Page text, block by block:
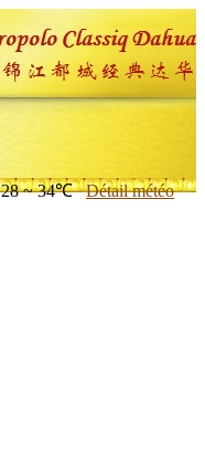
28 ~ 34℃ Détail météo